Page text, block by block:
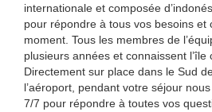
internationale et composée
pour répondre à tous vos besoins et
moment. Tous les membres de
plusieurs années et connaissent l’île
Directement sur place dans le Sud
l’aéroport, pendant votre séjour
7/7 pour répondre à toutes vos